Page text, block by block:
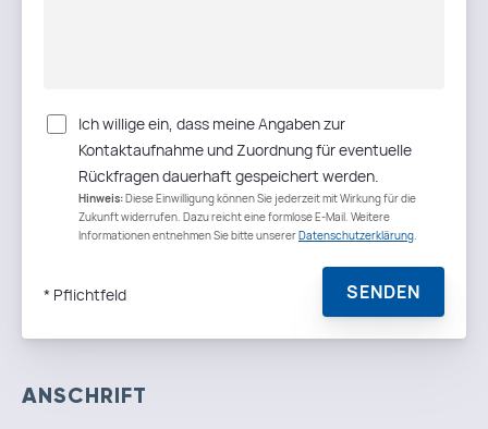
ANSCHRIFT